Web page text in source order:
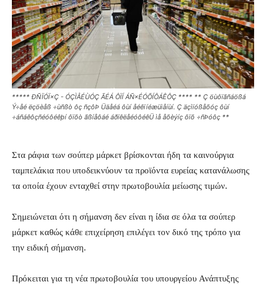
***** ÐÑÏÓÏ×Ç - ÓÇÌÅÉÙÓÇ ÃÉÁ ÔÏÍ ÁÑ×ÉÓÕÍÔÁÊÔÇ **** ** Ç öùôïãñáößá
Ý÷åé ëçöèåß ÷ùñßò ôç ñçôÞ Üäåéá ôùí åéêïíéæüìåíùí. Ç äçìïóßåõóç ôùí
÷áñáêôçñéóôéêþí ôïõò ãßíåôáé áðïêëåéóôéêÜ ìå åõèýíç ôïõ ÷ñÞóôç **
Στα ράφια των σούπερ μάρκετ βρίσκονται ήδη τα καινούργια
ταμπελάκια που υποδεικνύουν τα προϊόντα ευρείας κατανάλωσης
τα οποία έχουν ενταχθεί στην πρωτοβουλία μείωσης τιμών.
Σημειώνεται ότι η σήμανση δεν είναι η ίδια σε όλα τα σούπερ
μάρκετ καθώς κάθε επιχείρηση επιλέγει τον δικό της τρόπο για
την ειδική σήμανση.
Πρόκειται για τη νέα πρωτοβουλία του υπουργείου Ανάπτυξης